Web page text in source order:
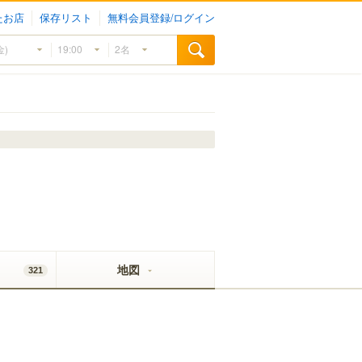
お店 保存リスト 無料会員登録/ログイン
321 地図